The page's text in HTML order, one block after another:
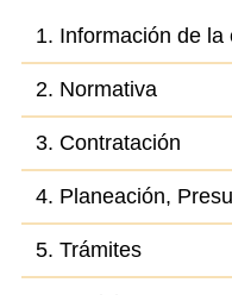
1. Información de la
2. Normativa
3. Contratación
4. Planeación,
5. Trámites